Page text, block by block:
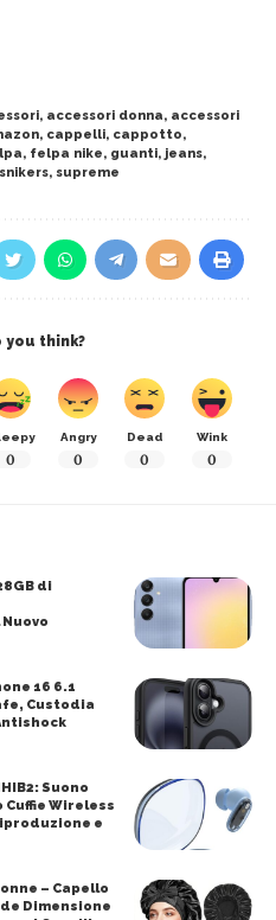
, accessori donna, accessori
, cappelli, cappotto,
, felpa nike, guanti, jeans,
snikers, supreme
you think?
0
Angry
0
Dead
0
Wink
0
di
16 6.1
Custodia
Suono
Cuffie Wireless
e
– Capello
Dimensione